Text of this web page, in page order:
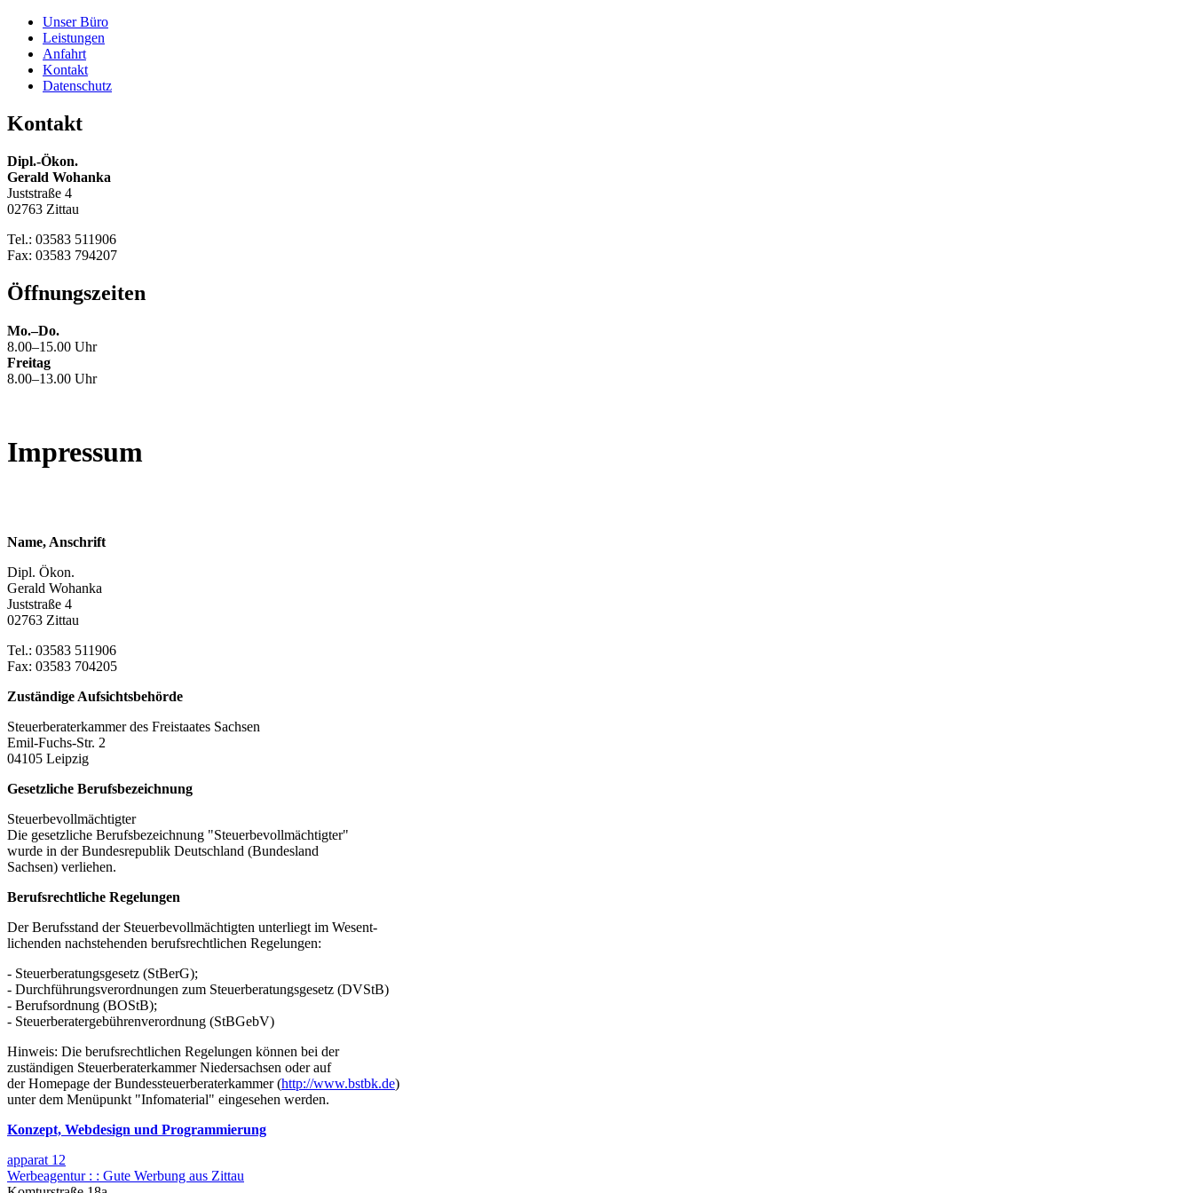
Unser Büro
Leistungen
Anfahrt
Kontakt
Datenschutz
Kontakt
Dipl.-Ökon.
Gerald Wohanka
Juststraße 4
02763 Zittau
Tel.: 03583 511906
Fax: 03583 794207
Öffnungszeiten
Mo.–Do.
8.00–15.00 Uhr
Freitag
8.00–13.00 Uhr
Impressum
Name, Anschrift
Dipl. Ökon.
Gerald Wohanka
Juststraße 4
02763 Zittau
Tel.: 03583 511906
Fax: 03583 704205
Zuständige Aufsichtsbehörde
Steuerberaterkammer des Freistaates Sachsen
Emil-Fuchs-Str. 2
04105 Leipzig
Gesetzliche Berufsbezeichnung
Steuerbevollmächtigter
Die gesetzliche Berufsbezeichnung "Steuerbevollmächtigter"
wurde in der Bundesrepublik Deutschland (Bundesland
Sachsen) verliehen.
Berufsrechtliche Regelungen
Der Berufsstand der Steuerbevollmächtigten unterliegt im Wesent-
lichenden nachstehenden berufsrechtlichen Regelungen:
- Steuerberatungsgesetz (StBerG);
- Durchführungsverordnungen zum Steuerberatungsgesetz (DVStB)
- Berufsordnung (BOStB);
- Steuerberatergebührenverordnung (StBGebV)
Hinweis: Die berufsrechtlichen Regelungen können bei der
zuständigen Steuerberaterkammer Niedersachsen oder auf
der Homepage der Bundessteuerberaterkammer (http://www.bstbk.de)
unter dem Menüpunkt "Infomaterial" eingesehen werden.
Konzept, Webdesign und Programmierung
apparat 12
Werbeagentur : : Gute Werbung aus Zittau